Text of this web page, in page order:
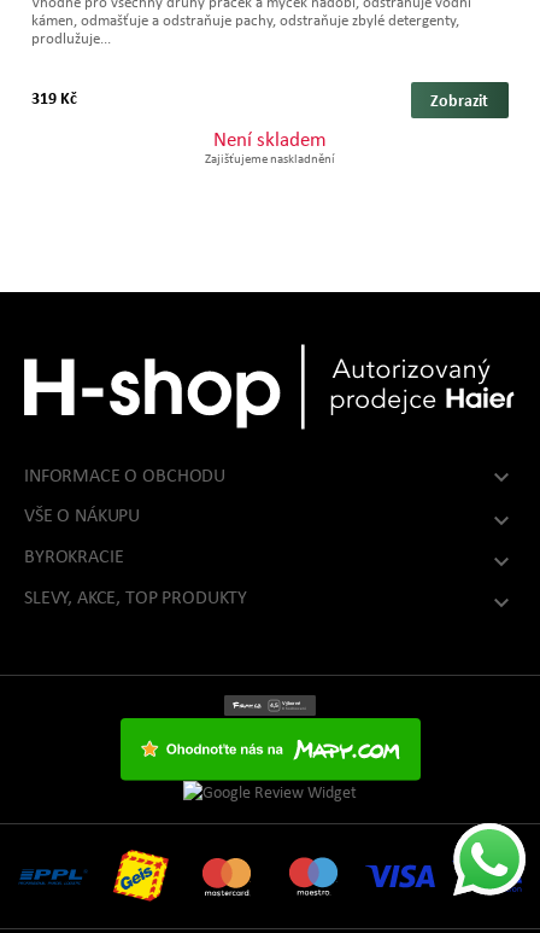
Vhodné pro všechny druhy praček a myček nádobí, odstraňuje vodní
kámen, odmašťuje a odstraňuje pachy, odstraňuje zbylé detergenty,
prodlužuje...
319 Kč Zobrazit
Není skladem
Zajišťujeme naskladnění
INFORMACE O OBCHODU 
VŠE O NÁKUPU 
BYROKRACIE 
SLEVY, AKCE, TOP PRODUKTY 